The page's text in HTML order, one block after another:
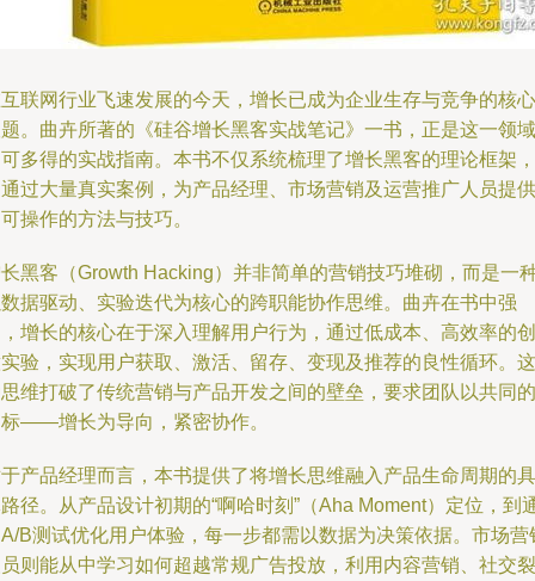
联网行业飞速发展的今天，增长已成为企业生存与竞争的核心
。曲卉所著的《硅谷增长黑客实战笔记》一书，正是这一领域
多得的实战指南。本书不仅系统梳理了增长黑客的理论框架，
过大量真实案例，为产品经理、市场营销及运营推广人员提供
操作的方法与技巧。
黑客（Growth Hacking）并非简单的营销技巧堆砌，而是一
据驱动、实验迭代为核心的跨职能协作思维。曲卉在书中强
增长的核心在于深入理解用户行为，通过低成本、高效率的创
验，实现用户获取、激活、留存、变现及推荐的良性循环。这
维打破了传统营销与产品开发之间的壁垒，要求团队以共同的
——增长为导向，紧密协作。
产品经理而言，本书提供了将增长思维融入产品生命周期的具
径。从产品设计初期的“啊哈时刻”（Aha Moment）定位，到
B测试优化用户体验，每一步都需以数据为决策依据。市场营
则能从中学习如何超越常规广告投放，利用内容营销、社交裂